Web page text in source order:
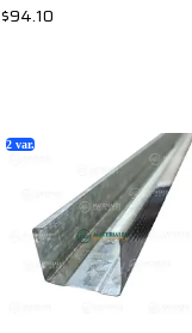
$94.10
2 var.